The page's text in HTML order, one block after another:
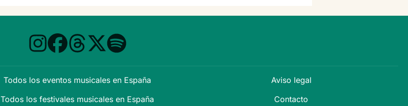
Todos los eventos musicales en España
Todos los festivales musicales en España
Aviso legal
Contacto